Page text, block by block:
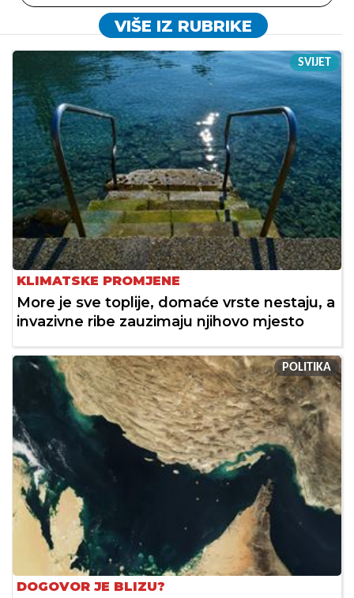
VIŠE IZ RUBRIKE
SVIJET
KLIMATSKE PROMJENE
More je sve toplije, domaće vrste nestaju, a
invazivne ribe zauzimaju njihovo mjesto
POLITIKA
DOGOVOR JE BLIZU?